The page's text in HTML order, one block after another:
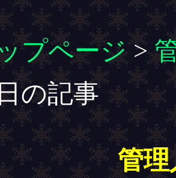
プページ>
の記事
管理